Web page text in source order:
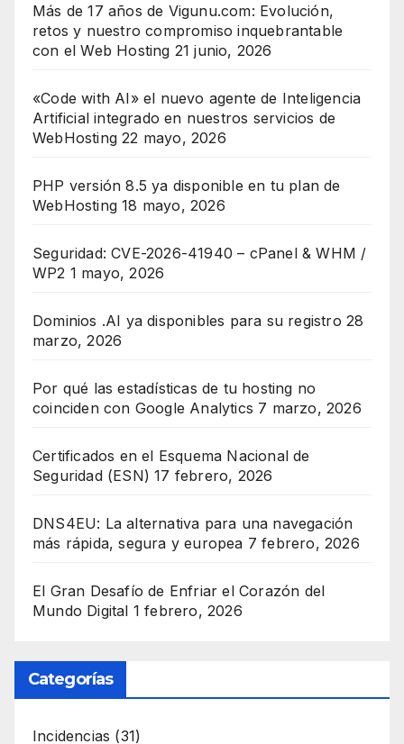
Más de 17 años de Vigunu.com: Evolución,
retos y nuestro compromiso inquebrantable
con el Web Hosting 21 junio, 2026
«Code with AI» el nuevo agente de Inteligencia
Artificial integrado en nuestros servicios de
WebHosting 22 mayo, 2026
PHP versión 8.5 ya disponible en tu plan de
WebHosting 18 mayo, 2026
Seguridad: CVE-2026-41940 – cPanel & WHM /
WP2 1 mayo, 2026
Dominios .AI ya disponibles para su registro 28
marzo, 2026
Por qué las estadísticas de tu hosting no
coinciden con Google Analytics 7 marzo, 2026
Certificados en el Esquema Nacional de
Seguridad (ESN) 17 febrero, 2026
DNS4EU: La alternativa para una navegación
más rápida, segura y europea 7 febrero, 2026
El Gran Desafío de Enfriar el Corazón del
Mundo Digital 1 febrero, 2026
Categorías
Incidencias (31)